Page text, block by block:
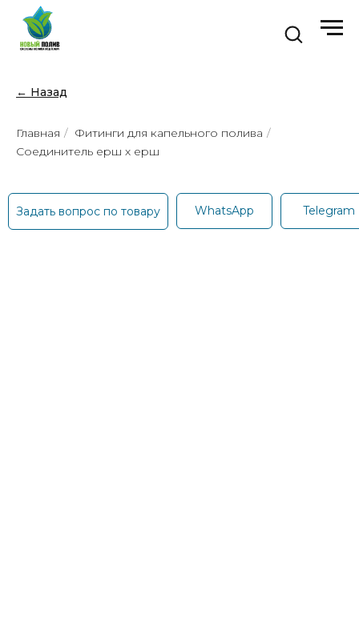
← Назад
Главная / Фитинги для капельного полива /
Соединитель ерш х ерш
Задать вопрос по товару WhatsApp Telegram